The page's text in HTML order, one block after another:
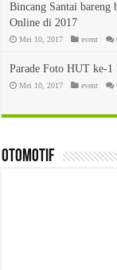
Bincang Santai bareng
Online di 2017
Mei 10, 2017 event
Parade Foto HUT ke-1
Mei 10, 2017 event
Otomotif